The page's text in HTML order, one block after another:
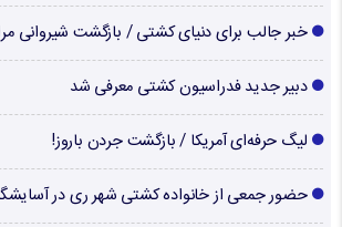
خبر جالب برای دنیای کشتی / بازگشت شیروانی
دبیر جدید فدراسیون کشتی معرفی شد
لیگ حرفه‌ای آمریکا / بازگشت جردن باروز!
حضور جمعی از خانواده کشتی شهر ری در